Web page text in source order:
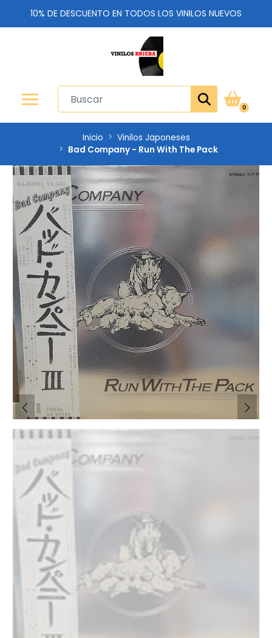
10% DE DESCUENTO EN TODOS LOS VINILOS NUEVOS
0
Inicio
Vinilos Japoneses
Bad Company - Run With The Pack